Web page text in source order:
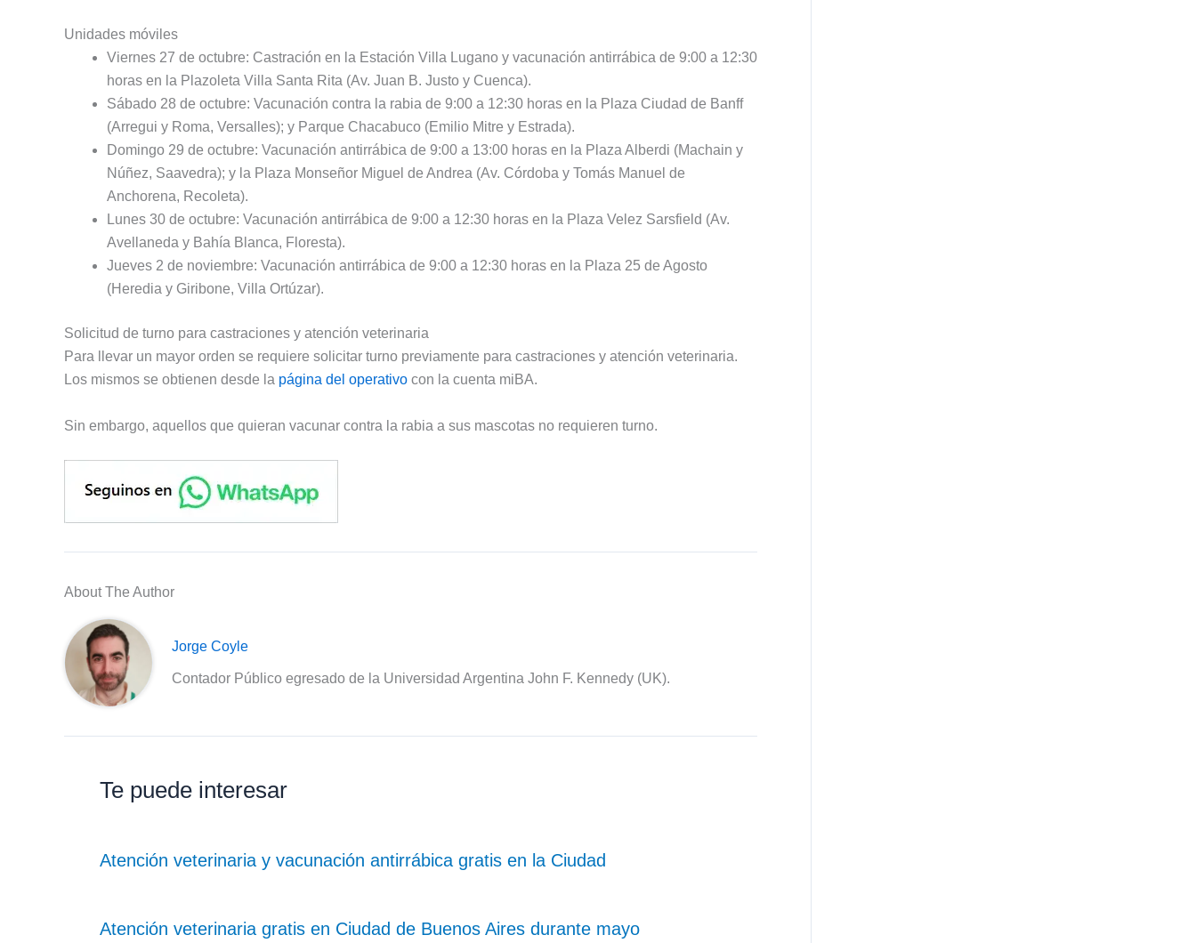
Unidades móviles
Viernes 27 de octubre: Castración en la Estación Villa Lugano y vacunación antirrábica de 9:00 a 12:30
horas en la Plazoleta Villa Santa Rita (Av. Juan B. Justo y Cuenca).
Sábado 28 de octubre: Vacunación contra la rabia de 9:00 a 12:30 horas en la Plaza Ciudad de Banff
(Arregui y Roma, Versalles); y Parque Chacabuco (Emilio Mitre y Estrada).
Domingo 29 de octubre: Vacunación antirrábica de 9:00 a 13:00 horas en la Plaza Alberdi (Machain y
Núñez, Saavedra); y la Plaza Monseñor Miguel de Andrea (Av. Córdoba y Tomás Manuel de
Anchorena, Recoleta).
Lunes 30 de octubre: Vacunación antirrábica de 9:00 a 12:30 horas en la Plaza Velez Sarsfield (Av.
Avellaneda y Bahía Blanca, Floresta).
Jueves 2 de noviembre: Vacunación antirrábica de 9:00 a 12:30 horas en la Plaza 25 de Agosto
(Heredia y Giribone, Villa Ortúzar).
Solicitud de turno para castraciones y atención veterinaria
Para llevar un mayor orden se requiere solicitar turno previamente para castraciones y atención veterinaria.
Los mismos se obtienen desde la página del operativo con la cuenta miBA.
Sin embargo, aquellos que quieran vacunar contra la rabia a sus mascotas no requieren turno.
About The Author
Jorge Coyle
Contador Público egresado de la Universidad Argentina John F. Kennedy (UK).
Te puede interesar
Atención veterinaria y vacunación antirrábica gratis en la Ciudad
Atención veterinaria gratis en Ciudad de Buenos Aires durante mayo